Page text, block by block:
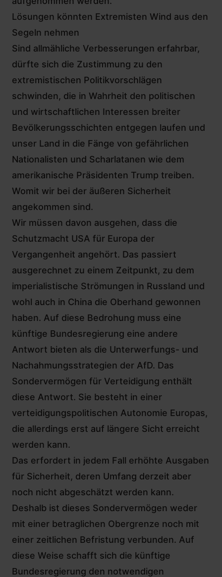
Lösungen könnten Extremisten Wind aus den
Segeln nehmen
Sind allmähliche Verbesserungen erfahrbar,
dürfte sich die Zustimmung zu den
extremistischen Politikvorschlägen
schwinden, die in Wahrheit den politischen
und wirtschaftlichen Interessen breiter
Bevölkerungsschichten entgegen laufen und
unser Land in die Fänge von gefährlichen
Nationalisten und Scharlatanen wie dem
amerikanische Präsidenten Trump treiben.
Womit wir bei der äußeren Sicherheit
angekommen sind.
Wir müssen davon ausgehen, dass die
Schutzmacht USA für Europa der
Vergangenheit angehört. Das passiert
ausgerechnet zu einem Zeitpunkt, zu dem
imperialistische Strömungen in Russland und
wohl auch in China die Oberhand gewonnen
haben. Auf diese Bedrohung muss eine
künftige Bundesregierung eine andere
Antwort bieten als die Unterwerfungs- und
Nachahmungsstrategien der AfD. Das
Sondervermögen für Verteidigung enthält
diese Antwort. Sie besteht in einer
verteidigungspolitischen Autonomie Europas,
die allerdings erst auf längere Sicht erreicht
werden kann.
Das erfordert in jedem Fall erhöhte Ausgaben
für Sicherheit, deren Umfang derzeit aber
noch nicht abgeschätzt werden kann.
Deshalb ist dieses Sondervermögen weder
mit einer betraglichen Obergrenze noch mit
einer zeitlichen Befristung verbunden. Auf
diese Weise schafft sich die künftige
Bundesregierung den notwendigen